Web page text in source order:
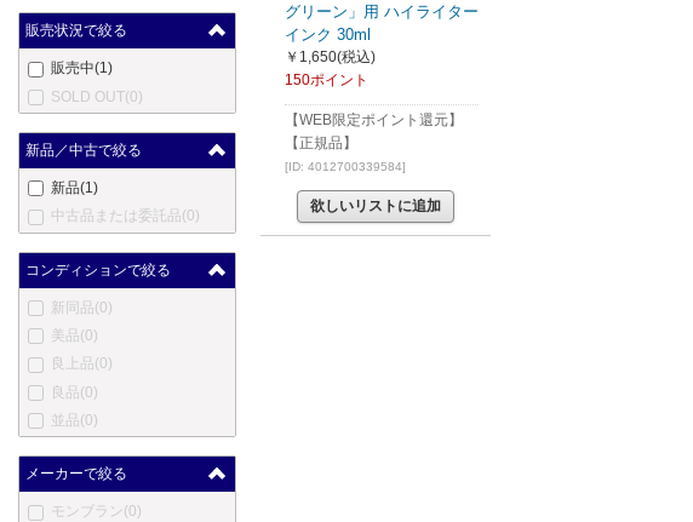
グリーン」用 ハイライター
インク 30ml
￥1,650(税込)
150ポイント
【WEB限定ポイント還元】
【正規品】
[ID: 4012700339584]
欲しいリストに追加
販売状況で絞る
販売中(1)
SOLD OUT(0)
新品／中古で絞る
新品(1)
中古品または委託品(0)
コンディションで絞る
新同品(0)
美品(0)
良上品(0)
良品(0)
並品(0)
メーカーで絞る
モンブラン (0)